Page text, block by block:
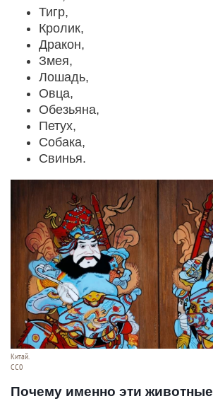
Тигр,
Кролик,
Дракон,
Змея,
Лошадь,
Овца,
Обезьяна,
Петух,
Собака,
Свинья.
Китай.
СС0
Почему именно эти животные